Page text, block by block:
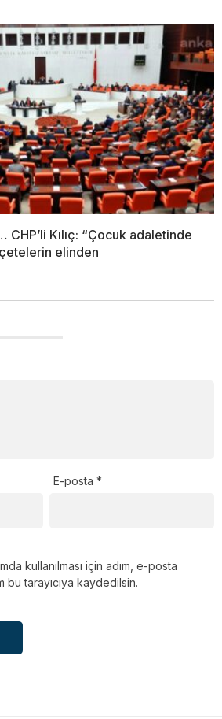
Kılıç: “Çocuk adaletinde
elinden
E-posta*
kullanılması için adım, e-posta
tarayıcıya kaydedilsin.